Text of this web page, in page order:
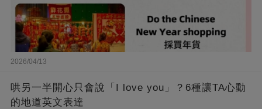
2026/04/13
哄另一半開心只會說「I love you」？6種讓TA心動
的地道英文表達